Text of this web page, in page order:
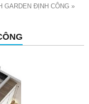
GARDEN ĐỊNH CÔNG »